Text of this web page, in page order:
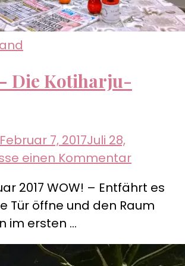
Die Kotiharju-
Februar 7, 2017Juli 28,
einen Kommentarzu
–
Die
Sauna
2017 WOW! – Entfährt es
Tür öffne und den Raum
im ersten …